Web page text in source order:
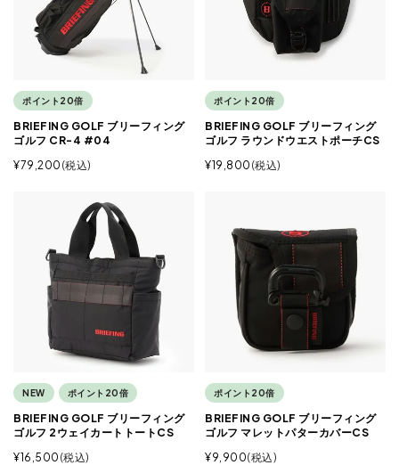
ポイント20倍
BRIEFING GOLF ブリーフィング
ゴルフ CR-4 #04
¥79,200 税込
ポイント20倍
BRIEFING GOLF ブリーフィング
ゴルフ ラウンドウエストポーチCS
¥19,800 税込
NEW ポイント20倍
BRIEFING GOLF ブリーフィング
ゴルフ 2ウェイカートトートCS
¥16,500 税込
ポイント20倍
BRIEFING GOLF ブリーフィング
ゴルフ マレットパターカバーCS
¥9,900 税込